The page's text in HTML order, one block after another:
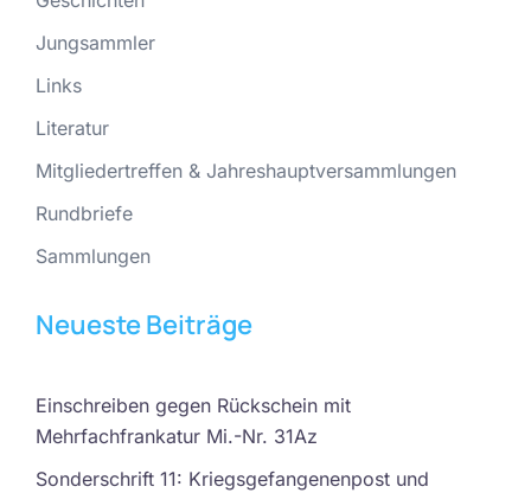
Jungsammler
Links
Literatur
Mitgliedertreffen & Jahreshauptversammlungen
Rundbriefe
Sammlungen
Neueste Beiträge
Einschreiben gegen Rückschein mit
Mehrfachfrankatur Mi.-Nr. 31Az
Sonderschrift 11: Kriegsgefangenenpost und